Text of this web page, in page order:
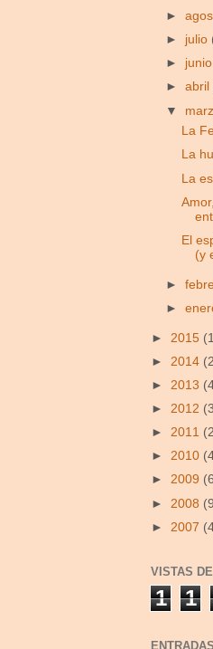
►
► julio
► junio
►abril
▼
La
La
La
El
(y
►
►
► 2015
► 2014
► 2013
► 2012
► 2011
► 2010
► 2009
► 2008
► 2007
VISTAS
1 1